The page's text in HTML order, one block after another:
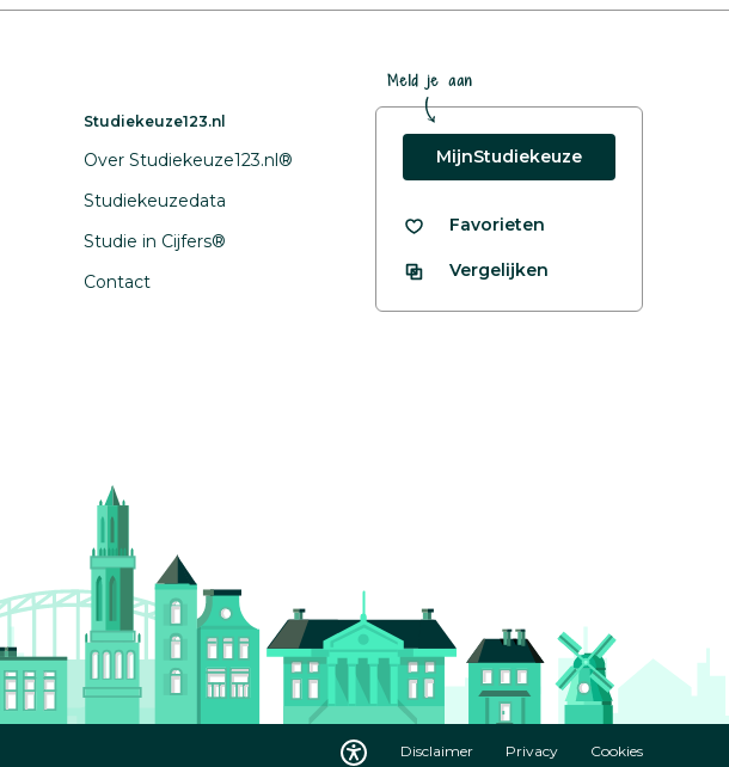
Studiekeuze123.nl
Over Studiekeuze123.nl®
Studiekeuzedata
Studie in Cijfers®
Contact
Meld je aan
MijnStudiekeuze
Favorieten
Vergelijken
Disclaimer Privacy Cookies